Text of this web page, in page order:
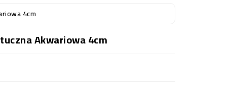
4cm
Akwariowa 4cm